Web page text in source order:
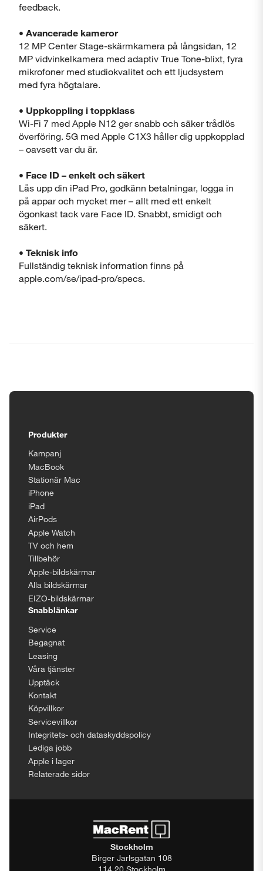
feedback.
• Avancerade kameror
12 MP Center Stage-skärmkamera på långsidan, 12
MP vidvinkelkamera med adaptiv True Tone-blixt, fyra
mikrofoner med studiokvalitet och ett ljudsystem
med fyra högtalare.
• Uppkoppling i toppklass
Wi-Fi 7 med Apple N12 ger snabb och säker trådlös
överföring. 5G med Apple C1X3 håller dig uppkopplad
– oavsett var du är.
• Face ID – enkelt och säkert
Lås upp din iPad Pro, godkänn betalningar, logga in
på appar och mycket mer – allt med ett enkelt
ögonkast tack vare Face ID. Snabbt, smidigt och
säkert.
• Teknisk info
Fullständig teknisk information finns på
apple.com/se/ipad-pro/specs.
Produkter
Kampanj
MacBook
Stationär Mac
iPhone
iPad
AirPods
Apple Watch
TV och hem
Tillbehör
Apple-bildskärmar
Alla bildskärmar
EIZO-bildskärmar
Snabblänkar
Service
Begagnat
Leasing
Våra tjänster
Upptäck
Kontakt
Köpvillkor
Servicevillkor
Integritets- och dataskyddspolicy
Lediga jobb
Apple i lager
Relaterade sidor
Stockholm
Birger Jarlsgatan 108